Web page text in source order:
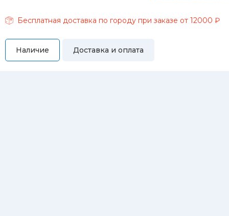
Бесплатная доставка по городу при заказе от 12000 ₽
Наличие Доставка и оплата